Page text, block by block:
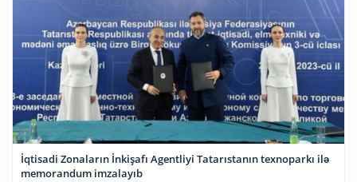
İqtisadi Zonaların İnkişafı Agentliyi Tatarıstanın texnoparkı ilə
memorandum imzalayıb